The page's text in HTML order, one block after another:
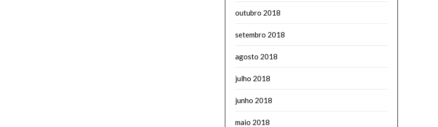
outubro 2018
setembro 2018
agosto 2018
julho 2018
junho 2018
maio 2018